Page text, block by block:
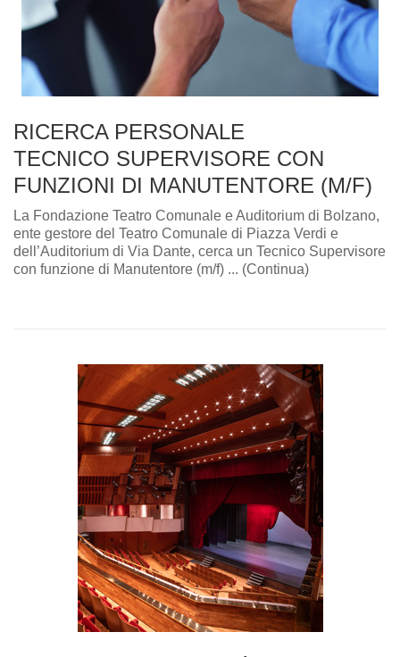
RICERCA PERSONALE
TECNICO SUPERVISORE CON
FUNZIONI DI MANUTENTORE (M/F)
La Fondazione Teatro Comunale e Auditorium di Bolzano,
ente gestore del Teatro Comunale di Piazza Verdi e
dell’Auditorium di Via Dante, cerca un Tecnico Supervisore
con funzione di Manutentore (m/f) ... (Continua)